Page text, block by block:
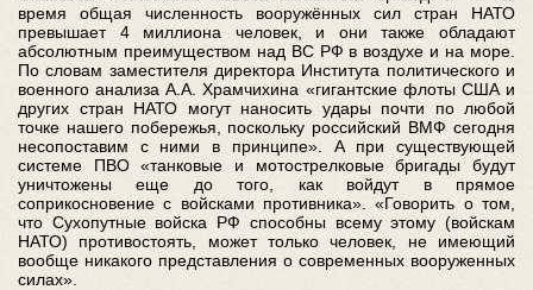
время общая численность вооружённых сил стран НАТО
превышает 4 миллиона человек, и они также обладают
абсолютным преимуществом над ВС РФ в воздухе и на море.
По словам заместителя директора Института политического и
военного анализа А.А. Храмчихина «гигантские флоты США и
других стран НАТО могут наносить удары почти по любой
точке нашего побережья, поскольку российский ВМФ сегодня
несопоставим с ними в принципе». А при существующей
системе ПВО «танковые и мотострелковые бригады будут
уничтожены еще до того, как войдут в прямое
соприкосновение с войсками противника». «Говорить о том,
что Сухопутные войска РФ способны всему этому (войскам
НАТО) противостоять, может только человек, не имеющий
вообще никакого представления о современных вооруженных
силах».